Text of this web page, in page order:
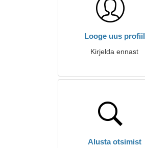
Looge uus profiil
Kirjelda ennast
Alusta otsimist